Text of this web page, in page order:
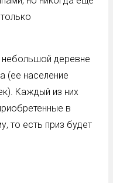
небольшой деревне
(ее население
Каждый из них
в
то есть приз будет